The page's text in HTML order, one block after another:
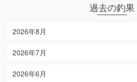
過去の釣果
2026年8月
2026年7月
2026年6月